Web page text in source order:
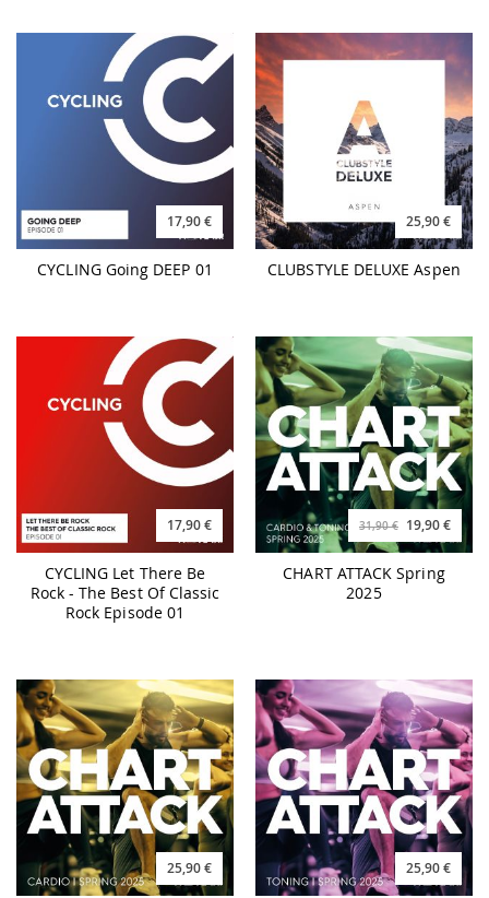
17,90 €
CYCLING Going DEEP 01
25,90 €
CLUBSTYLE DELUXE Aspen
17,90 €
CYCLING Let There Be
Rock - The Best Of Classic
Rock Episode 01
31,90 € 19,90 €
CHART ATTACK Spring
2025
25,90 € 25,90 €